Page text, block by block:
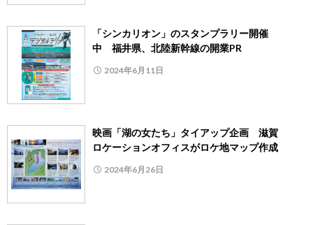
「シンカリオン」のスタンプラリー開催
中 福井県、北陸新幹線の開業PR
2024年6月11日
映画「湖の女たち」タイアップ企画 滋賀
ロケーションオフィスがロケ地マップ作成
2024年6月26日